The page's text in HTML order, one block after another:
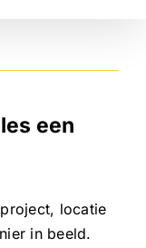
een
locatie
in beeld.